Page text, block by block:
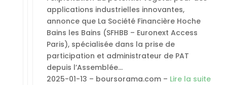
applications industrielles innovantes,
annonce que La Société Financière Hoche
Bains les Bains (SFHBB – Euronext Access
Paris), spécialisée dans la prise de
participation et administrateur de PAT
depuis l’Assemblée…
2025-01-13 – boursorama.com – Lire la suite